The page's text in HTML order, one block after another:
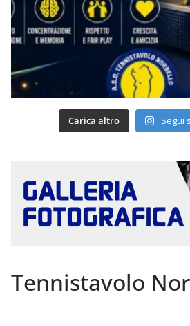
Carica altro Segui
Tennistavolo